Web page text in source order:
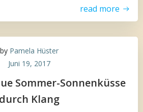
read more
by Pamela Hüster
Juni 19, 2017
Sommer-Sonnenküsse
durch Klang